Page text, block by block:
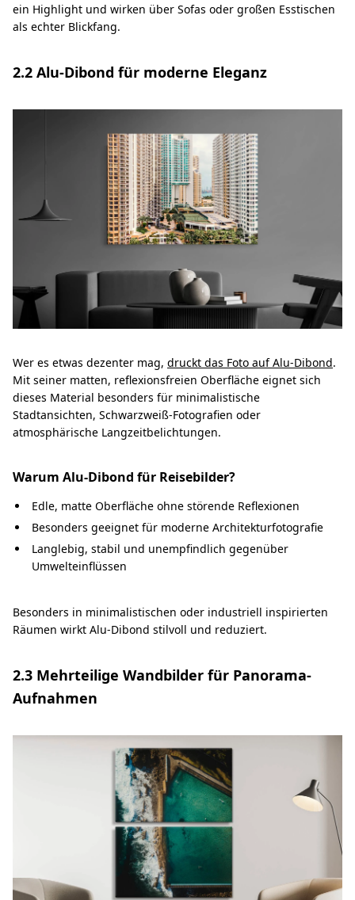
ein Highlight und wirken über Sofas oder großen Esstischen
als echter Blickfang.
2.2 Alu-Dibond für moderne Eleganz
Wer es etwas dezenter mag, druckt das Foto auf Alu-Dibond.
Mit seiner matten, reflexionsfreien Oberfläche eignet sich
dieses Material besonders für minimalistische
Stadtansichten, Schwarzweiß-Fotografien oder
atmosphärische Langzeitbelichtungen.
Warum Alu-Dibond für Reisebilder?
Edle, matte Oberfläche ohne störende Reflexionen
Besonders geeignet für moderne Architekturfotografie
Langlebig, stabil und unempfindlich gegenüber
Umwelteinflüssen
Besonders in minimalistischen oder industriell inspirierten
Räumen wirkt Alu-Dibond stilvoll und reduziert.
2.3 Mehrteilige Wandbilder für Panorama-
Aufnahmen